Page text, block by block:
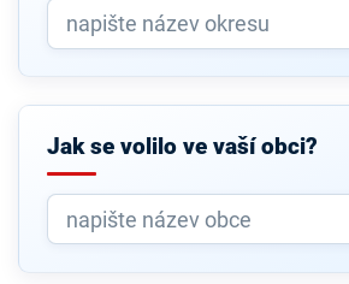
Jak se volilo ve vaší obci?